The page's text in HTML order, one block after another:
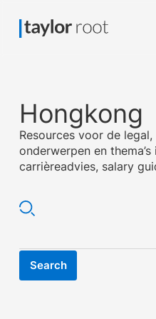
Hongkong
Resources voor de
onderwerpen en
carrièreadvies, salary
Search